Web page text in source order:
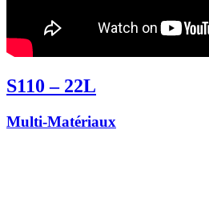
S110 – 22L
Multi-Matériaux